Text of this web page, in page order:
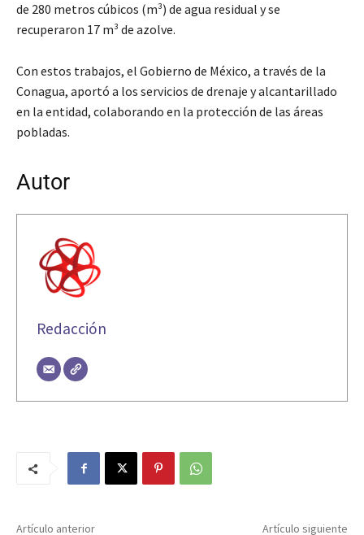
de 280 metros cúbicos (m³) de agua residual y se
recuperaron 17 m³ de azolve.
Con estos trabajos, el Gobierno de México, a través de la
Conagua, aportó a los servicios de drenaje y alcantarillado
en la entidad, colaborando en la protección de las áreas
pobladas.
Autor
Redacción
Artículo anterior Artículo siguiente